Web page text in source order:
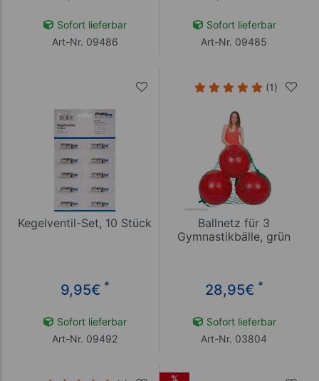
Sofort lieferbar
Art-Nr. 09486
Sofort lieferbar
Art-Nr. 09485
Kegelventil-Set, 10 Stück
9,95€ *
Sofort lieferbar
Art-Nr. 09492
(1)
Ballnetz für 3
Gymnastikbälle, grün
28,95€ *
Sofort lieferbar
Art-Nr. 03804
%